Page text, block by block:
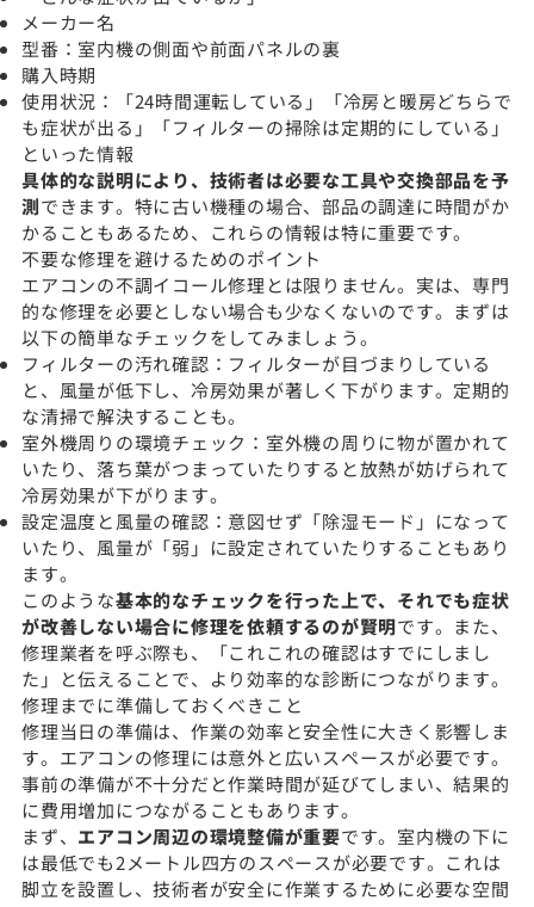
メーカー名
型番：室内機の側面や前面パネルの裏
購入時期
使用状況：「24時間運転している」「冷房と暖房どちらで
も症状が出る」「フィルターの掃除は定期的にしている」
といった情報
具体的な説明により、技術者は必要な工具や交換部品を予
測できます。特に古い機種の場合、部品の調達に時間がか
かることもあるため、これらの情報は特に重要です。
不要な修理を避けるためのポイント
エアコンの不調イコール修理とは限りません。実は、専門
的な修理を必要としない場合も少なくないのです。まずは
以下の簡単なチェックをしてみましょう。
フィルターの汚れ確認：フィルターが目づまりしている
と、風量が低下し、冷房効果が著しく下がります。定期的
な清掃で解決することも。
室外機周りの環境チェック：室外機の周りに物が置かれて
いたり、落ち葉がつまっていたりすると放熱が妨げられて
冷房効果が下がります。
設定温度と風量の確認：意図せず「除湿モード」になって
いたり、風量が「弱」に設定されていたりすることもあり
ます。
このような基本的なチェックを行った上で、それでも症状
が改善しない場合に修理を依頼するのが賢明です。また、
修理業者を呼ぶ際も、「これこれの確認はすでにしまし
た」と伝えることで、より効率的な診断につながります。
修理までに準備しておくべきこと
修理当日の準備は、作業の効率と安全性に大きく影響しま
す。エアコンの修理には意外と広いスペースが必要です。
事前の準備が不十分だと作業時間が延びてしまい、結果的
に費用増加につながることもあります。
まず、 エアコン周辺の環境整備が重要です。室内機の下に
は最低でも2メートル四方のスペースが必要です。これは
脚立を設置し、技術者が安全に作業するために必要な空間